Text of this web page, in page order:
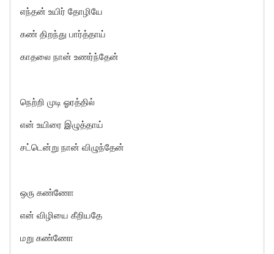
எந்தன் உயிர் தோழியே
கண் திறந்து பார்த்தாய்
காதலை நான் உணர்ந்தேன்
நெற்றி முடி ஓரத்தில்
என் உயிரை இழுத்தாய்
சட்டென்று நான் விழுந்தேன்
ஒரு கண்ணோ
என் விழியை கீறியதே
மறு கண்ணோ